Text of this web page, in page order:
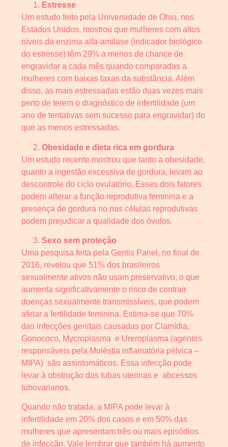
Estresse
Um estudo feito pela Universidade de Ohio, nos
Estados Unidos, mostrou que mulheres com altos
níveis da enzima alfa-amilase (indicador biológico
do estresse) têm 29% a menos de chance de
engravidar a cada mês quando comparadas a
mulheres com baixas taxas da substância. Além
disso, as mais estressadas estão duas vezes mais
perto de terem o diagnóstico de infertilidade (um
ano de tentativas sem sucesso para engravidar) do
que as menos estressadas.
Obesidade e dieta rica em gordura
Um estudo recente mostrou que tanto a obesidade,
quanto a ingestão excessiva de gordura, levam ao
descontrole do ciclo ovulatório. Esses dois fatores
podem alterar a função reprodutiva feminina e a
presença de gordura no nas células reprodutivas
podem prejudicar a qualidade dos óvulos.
Sexo sem proteção
Uma pesquisa feita pela Gentis Panel, no final de
2016, revelou que 51% dos brasileiros
sexualmente ativos não usam preservativo, o que
aumenta significativamente o risco de contrair
doenças sexualmente transmissíveis, que podem
afetar a fertilidade feminina. Estima-se que 70%
das infecções genitais causadas por Clamídia,
Gonococo, Mycroplasma e Ureroplasma (agentes
responsáveis pela Moléstia inflamatória pélvica –
MIPA) são assintomáticos. Essa infecção pode
levar à obstrução das tubas uterinas e abcessos
tubovarianos.
Quando não tratada, a MIPA pode levar à
infertilidade em 20% dos casos e em 50% das
mulheres que apresentam três ou mais episódios
de infecção. Vale lembrar que também há aumento